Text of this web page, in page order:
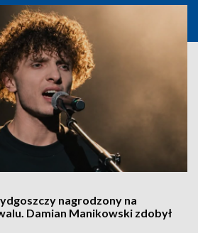
nagrodzony na
Damian Manikowski zdobył